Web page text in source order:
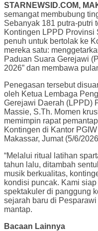
STARNEWSID.COM,
semangat membubung
Sebanyak 181 putra-putri
Kontingen LPPD Provinsi
penuh untuk bertolak ke
mereka satu:
Paduan Suara Gerejawi
2026” dan membawa
Penegasan tersebut
oleh Ketua Lembaga
Gerejawi Daerah (LPPD)
Massie, S.Th. Momen
memimpin rapat
Kontingen di Kantor
Makassar, Jumat (5/6/
“Melalui ritual latihan
tahun lalu, ditambah
musik berkualitas,
kondisi puncak. Kami
spektakuler di panggung
sejarah baru di
mantap.
Bacaan Lainnya